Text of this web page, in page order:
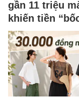
gần 11 triệu
khiến tiền